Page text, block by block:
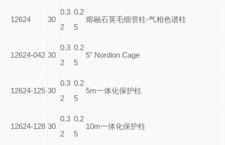
12624 30
0.3
2
0.2
5
熔融石英毛细管柱-气相色谱柱
12624-042 30
0.3
2
0.2
5
5" Nordion Cage
12624-125 30
0.3
2
0.2
5
5m一体化保护柱
12624-128 30
0.3
2
0.2
5
10m一体化保护柱